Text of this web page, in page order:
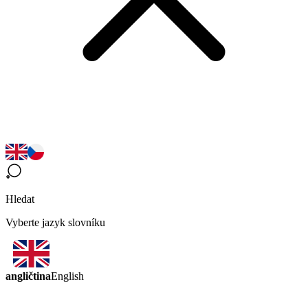
Hledat
Vyberte jazyk slovníku
angličtinaEnglish